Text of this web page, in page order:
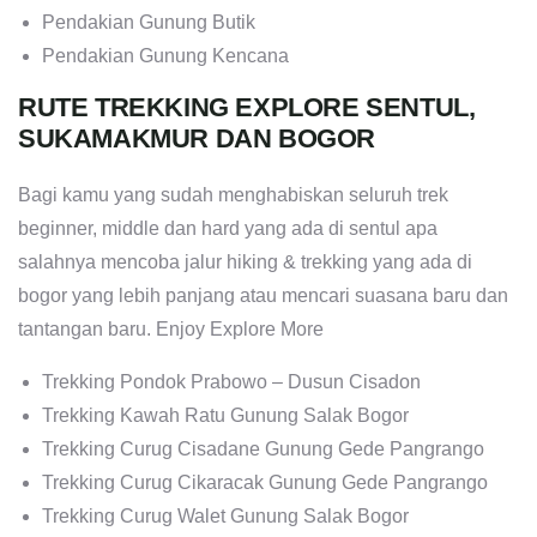
Pendakian Gunung Butik
Pendakian Gunung Kencana
RUTE TREKKING EXPLORE SENTUL,
SUKAMAKMUR DAN BOGOR
Bagi kamu yang sudah menghabiskan seluruh trek
beginner, middle dan hard yang ada di sentul apa
salahnya mencoba jalur hiking & trekking yang ada di
bogor yang lebih panjang atau mencari suasana baru dan
tantangan baru. Enjoy Explore More
Trekking Pondok Prabowo – Dusun Cisadon
Trekking Kawah Ratu Gunung Salak Bogor
Trekking Curug Cisadane Gunung Gede Pangrango
Trekking Curug Cikaracak Gunung Gede Pangrango
Trekking Curug Walet Gunung Salak Bogor